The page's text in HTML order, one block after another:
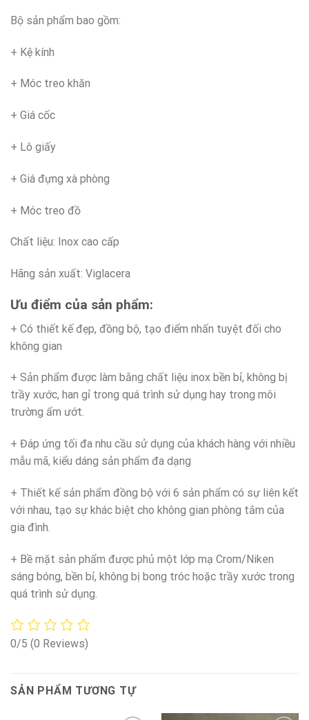
Bộ sản phẩm bao gồm:
+ Kệ kính
+ Móc treo khăn
+ Giá cốc
+ Lô giấy
+ Giá đựng xà phòng
+ Móc treo đồ
Chất liệu: Inox cao cấp
Hãng sản xuất: Viglacera
Ưu điểm của sản phẩm:
+ Có thiết kế đẹp, đồng bộ, tạo điểm nhấn tuyệt đối cho
không gian
+ Sản phẩm được làm bằng chất liệu inox bền bỉ, không bị
trầy xước, han gỉ trong quá trình sử dụng hay trong môi
trường ẩm ướt.
+ Đáp ứng tối đa nhu cầu sử dụng của khách hàng với nhiều
mẫu mã, kiểu dáng sản phẩm đa dạng
+ Thiết kế sản phẩm đồng bộ với 6 sản phẩm có sự liên kết
với nhau, tạo sự khác biệt cho không gian phòng tắm của
gia đình.
+ Bề mặt sản phẩm được phủ một lớp mạ Crom/Niken
sáng bóng, bền bỉ, không bị bong tróc hoặc trầy xước trong
quá trình sử dụng.
0/5 (0 Reviews)
SẢN PHẨM TƯƠNG TỰ